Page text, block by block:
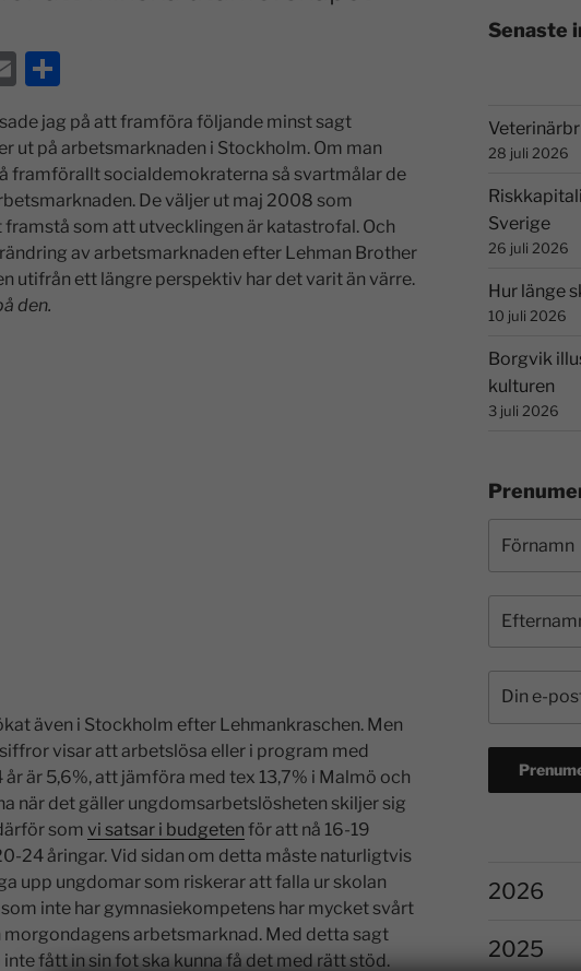
E
m
ai
l
D
el
a
jag på att framföra följande minst sagt
ut på arbetsmarknaden i Stockholm. Om man
framförallt socialdemokraterna så svartmålar de
De väljer ut maj 2008 som
som att utvecklingen är katastrofal. Och
av arbetsmarknaden efter Lehman Brother
utifrån ett längre perspektiv har det varit än värre.
den.
även i Stockholm efter Lehmankraschen. Men
visar att arbetslösa eller i program med
är 5,6%, att jämföra med tex 13,7% i Malmö och
när det gäller ungdomsarbetslösheten skiljer sig
som vi satsar i budgeten för att nå 16-19
24 åringar. Vid sidan om detta måste naturligtvis
upp ungdomar som riskerar att falla ur skolan
inte har gymnasiekompetens har mycket svårt
arbetsmarknad. Med detta sagt
fått in sin fot ska kunna få det med rätt stöd.
Senaste
28 juli 2026
Sverige
26 juli 2026
Hur länge
10 juli 2026
Borgvik
kulturen
3 juli 2026
2026
2025